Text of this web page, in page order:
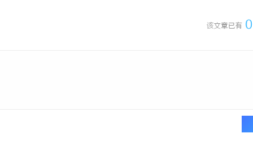
该文章已有 0